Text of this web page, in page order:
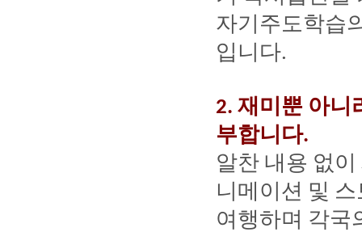
자기주도학습
입니다.
2. 재미뿐 아니
부합니다.
알찬 내용 없이
니메이션 및
여행하며 각국